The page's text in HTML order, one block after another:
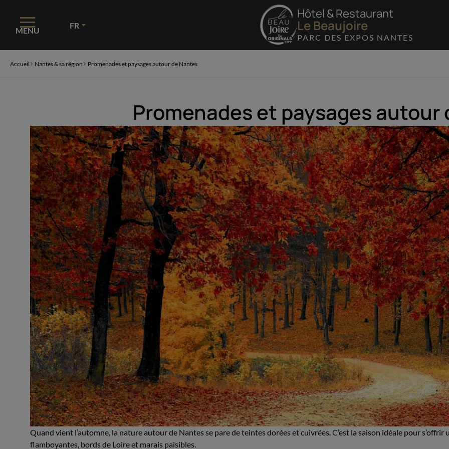
MENU
FR
Hôtel & Restaurant
Le Beaujoire
PARC DES EXPOS NANTES
Accueil Nantes & sa région Promenades et paysages autour de Nantes
Promenades et paysages autour
Quand vient l’automne, la nature autour de Nantes se pare de teintes dorées et cuivrées. C’est la saison idéale pour
flamboyantes, bords de Loire et marais paisibles.